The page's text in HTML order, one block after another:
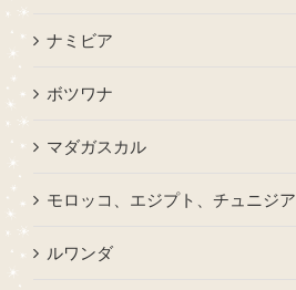
ナミビア
ボツワナ
マダガスカル
モロッコ、エジプト、チュニジア
ルワンダ